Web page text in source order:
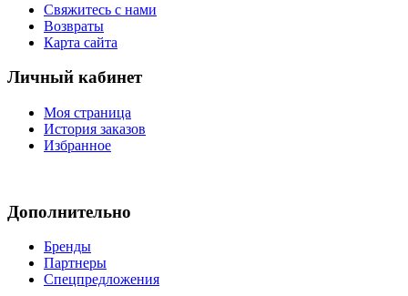
Свяжитесь с нами
Возвраты
Карта сайта
Личный кабинет
Моя страница
История заказов
Избранное
Дополнительно
Бренды
Партнеры
Спецпредложения